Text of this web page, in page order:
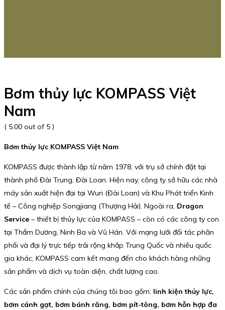
Bơm thủy lực KOMPASS Việt
Nam
( 5.00 out of 5 )
Bơm thủy lực KOMPASS Việt Nam
KOMPASS được thành lập từ năm 1978, với trụ sở chính đặt tại
thành phố Đài Trung, Đài Loan. Hiện nay, công ty sở hữu các nhà
máy sản xuất hiện đại tại Wuri (Đài Loan) và Khu Phát triển Kinh
tế – Công nghiệp Songjiang (Thượng Hải). Ngoài ra, Dragon
Service – thiết bị thủy lực của KOMPASS – còn có các công ty con
tại Thẩm Dương, Ninh Ba và Vũ Hán. Với mạng lưới đối tác phân
phối và đại lý trực tiếp trải rộng khắp Trung Quốc và nhiều quốc
gia khác, KOMPASS cam kết mang đến cho khách hàng những
sản phẩm và dịch vụ toàn diện, chất lượng cao.
Các sản phẩm chính của chúng tôi bao gồm: linh kiện thủy lực,
bơm cánh gạt, bơm bánh răng, bơm pít-tông, bơm hỗn hợp đa